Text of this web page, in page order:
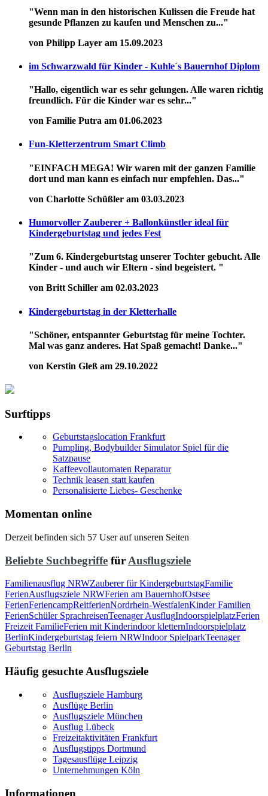
"Wenn man in den historischen Kulissen die Freude hat
gesunde Pflanzen zu kaufen und Menschen zu..."
von Philipp Layer am 15.09.2023
im Schwarzwald für Kinder - Kuhle´s Bauernhof Diplom
"Hallo, eigentlich war es sehr gelungen. Alle waren richtig
freundlich. Für die Kinder war es sehr..."
von Familie Putra am 01.06.2023
Fun-Kletterzentrum Smart Climb
"EINFACH MEGA! Wir waren mit der ganzen Familie
dort und man kann es einfach nur empfehlen. Das..."
von Charlotte Schüßler am 03.03.2023
Humorvoller Zauberer + Ballonkünstler ideal für
Kindergeburtstag und jedes Fest
"Zum 6. Kindergeburtstag unserer Tochter gebucht. Alle
Kinder - und auch wir Eltern - sind begeistert. "
von Britt Schiller am 02.03.2023
Kindergeburtstag in der Kletterhalle
"Schöner, entspannter Geburtstag für meine Tochter.
Mal was ganz anderes. Hat Spaß gemacht! Danke..."
von Kerstin Gleß am 29.10.2022
Surftipps
Geburtstagslocation Frankfurt
Pumpling, Bodybuilder Simulator Spiel für die
Satzpause
Kaffeevollautomaten Reparatur
Technik leasen statt kaufen
Personalisierte Liebes- Geschenke
Momentan online
Derzeit befinden sich 57 User auf unseren Seiten
Beliebte Suchbegriffe für Ausflugsziele
Familienausflug NRWZauberer für KindergeburtstagFamilie
FerienAusflugsziele NRWFerien am BauernhofOstsee
FerienFeriencampReitferienNordrhein-WestfalenKinder Familien
FerienSchüler SprachreisenTeenager AusflugIndoorspielplatzFerien
Freizeit FamilieFerien mit Kinderindoor kletternIndoorspielplatz
BerlinKindergeburtstag feiern NRWIndoor SpielparkTeenager
Geburtstag Berlin
Häufig gesuchte Ausflugsziele
Ausflugsziele Hamburg
Ausflüge Berlin
Ausflugsziele München
Ausflug Lübeck
Freizeitaktivitäten Frankfurt
Ausflugstipps Dortmund
Tagesausflüge Leipzig
Unternehmungen Köln
Informationen